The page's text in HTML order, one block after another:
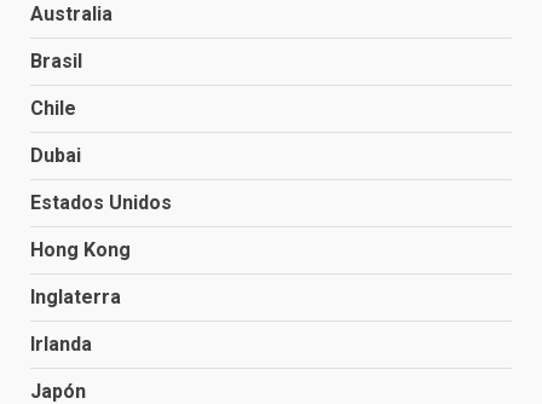
Australia
Brasil
Chile
Dubai
Estados Unidos
Hong Kong
Inglaterra
Irlanda
Japón